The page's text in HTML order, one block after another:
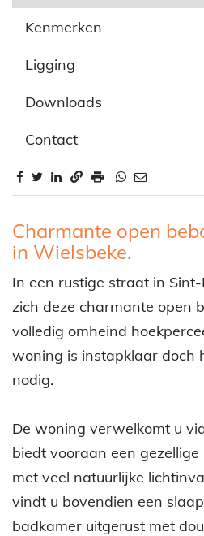
Kenmerken
Ligging
Downloads
Contact
Omschrijving
Charmante open
in Wielsbeke.
In een rustige straat in
zich deze charmante open
volledig omheind
woning is instapklaar doch
nodig.
De woning verwelkomt u
biedt vooraan een
met veel natuurlijke
vindt u bovendien een
badkamer uitgerust met